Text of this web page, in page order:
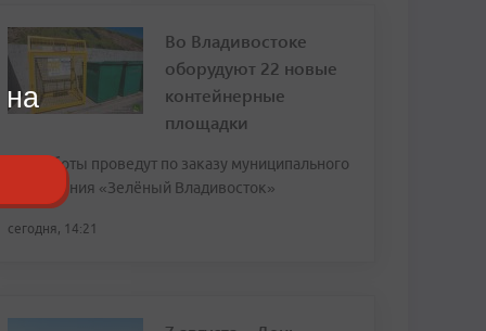
Во Владивостоке
оборудуют 22 новые
контейнерные
площадки
Эти работы проведут по заказу муниципального
учреждения «Зелёный Владивосток»
сегодня, 14:21